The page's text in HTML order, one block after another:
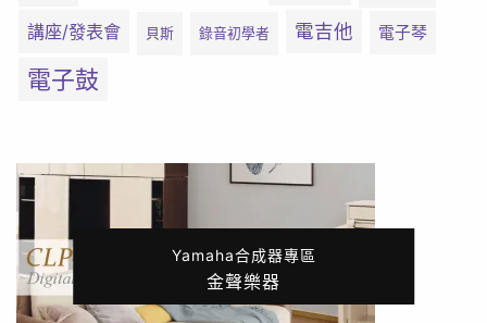
講座/發表會 貝斯 錄音初學者 電吉他 電子琴
電子鼓
Yamaha合成器專區
金聲樂器